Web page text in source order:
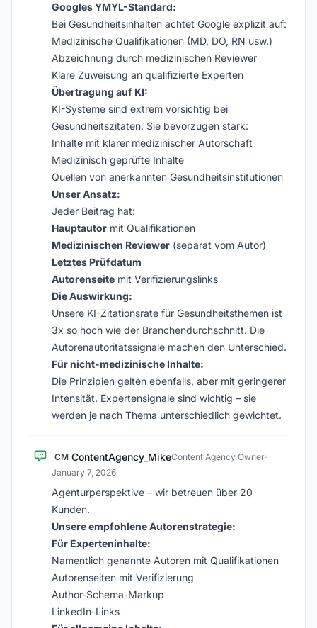
Googles YMYL-Standard:
Bei Gesundheitsinhalten achtet Google explizit auf:
Medizinische Qualifikationen (MD, DO, RN usw.)
Abzeichnung durch medizinischen Reviewer
Klare Zuweisung an qualifizierte Experten
Übertragung auf KI:
KI-Systeme sind extrem vorsichtig bei
Gesundheitszitaten. Sie bevorzugen stark:
Inhalte mit klarer medizinischer Autorschaft
Medizinisch geprüfte Inhalte
Quellen von anerkannten Gesundheitsinstitutionen
Unser Ansatz:
Jeder Beitrag hat:
Hauptautor mit Qualifikationen
Medizinischen Reviewer (separat vom Autor)
Letztes Prüfdatum
Autorenseite mit Verifizierungslinks
Die Auswirkung:
Unsere KI-Zitationsrate für Gesundheitsthemen ist
3x so hoch wie der Branchendurchschnitt. Die
Autorenautoritätssignale machen den Unterschied.
Für nicht-medizinische Inhalte:
Die Prinzipien gelten ebenfalls, aber mit geringerer
Intensität. Expertensignale sind wichtig – sie
werden je nach Thema unterschiedlich gewichtet.
CM ContentAgency_MikeContent Agency Owner·
January 7, 2026
Agenturperspektive – wir betreuen über 20
Kunden.
Unsere empfohlene Autorenstrategie:
Für Experteninhalte:
Namentlich genannte Autoren mit Qualifikationen
Autorenseiten mit Verifizierung
Author-Schema-Markup
LinkedIn-Links